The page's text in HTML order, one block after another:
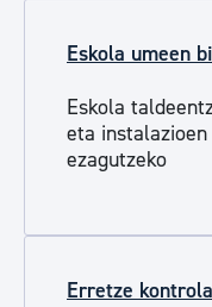
Eskola umeen
Eskola
eta
ezagutzeko
Erretze